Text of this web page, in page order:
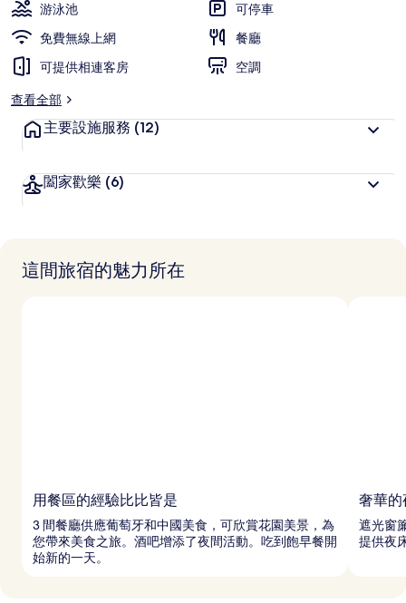
游泳池
可停車
免費無線上網
餐廳
可提供相連客房
空調
查看全部
主要設施服務 (12)
闔家歡樂 (6)
這間旅宿的魅力所在
用餐區的經驗比比皆是
3 間餐廳供應葡萄牙和中國美食，可欣賞花園美景，為
您帶來美食之旅。酒吧增添了夜間活動。吃到飽早餐開
始新的一天。
奢華的
遮光窗
提供夜